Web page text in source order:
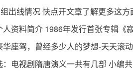
出线情况 快点开文章了解更多这方
人资料简介 1986年发行首张专辑《
华座驾，曾经多少人的梦想-天天滚动
电视剧隋唐演义一共有几部 小编